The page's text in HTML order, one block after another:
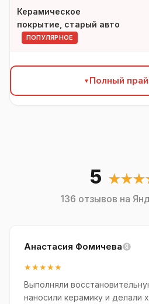
Керамическое
покрытие, старый авто
ПОПУЛЯРНОЕ
Полный
5
136 отзывов на
Анастасия Фомичева
★★★★★
Выполняли
наносили керамику и делали